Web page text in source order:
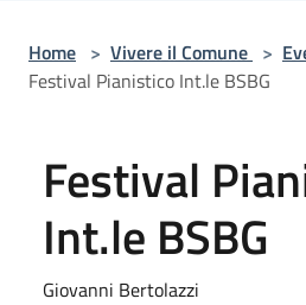
Home > Vivere il Comune >
Festival Pianistico Int.le BSBG
Festival
Int.le BSBG
Giovanni Bertolazzi